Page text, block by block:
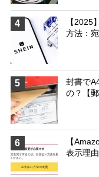
4
【2025
方法：
5
封書で
の？【
6
【
表示理